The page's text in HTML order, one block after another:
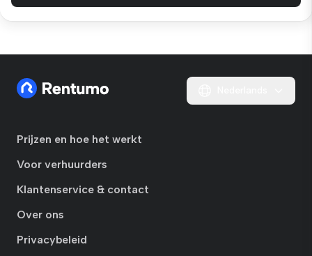
Prijzen en hoe het werkt
Voor verhuurders
Klantenservice & contact
Over ons
Privacybeleid